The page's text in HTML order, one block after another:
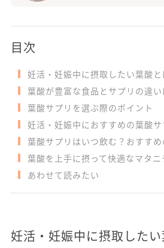
目次
妊活・妊娠中に摂取したい葉酸と
葉酸が豊富な食品とサプリの違い
葉酸サプリを選ぶ際のポイント
妊活・妊娠中におすすめの葉酸サ
葉酸サプリはいつ飲む？おすすめ
葉酸を上手に摂って快適なマタニ
あわせて読みたい
妊活・妊娠中に摂取したい